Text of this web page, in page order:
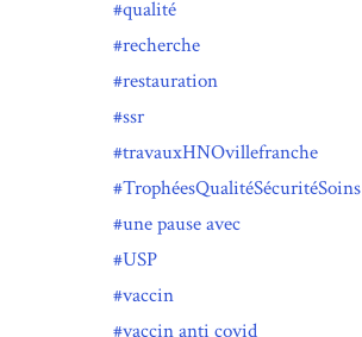
qualité
recherche
restauration
ssr
travauxHNOvillefranche
TrophéesQualitéSécuritéSoins
une pause avec
USP
vaccin
vaccin anti covid